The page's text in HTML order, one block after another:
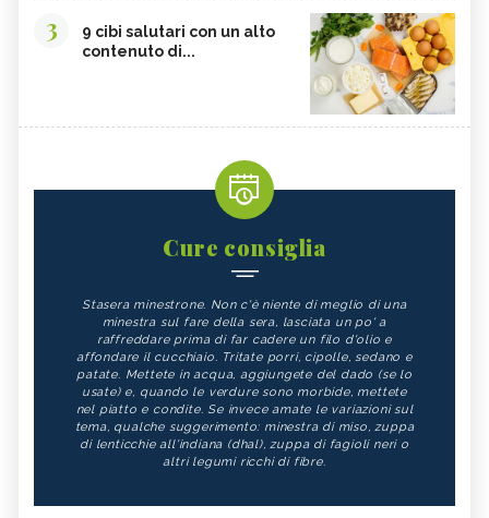
3
9 cibi salutari con un alto
contenuto di...
Cure consiglia
Stasera minestrone. Non c'è niente di meglio di una
minestra sul fare della sera, lasciata un po' a
raffreddare prima di far cadere un filo d'olio e
affondare il cucchiaio. Tritate porri, cipolle, sedano e
patate. Mettete in acqua, aggiungete del dado (se lo
usate) e, quando le verdure sono morbide, mettete
nel piatto e condite. Se invece amate le variazioni sul
tema, qualche suggerimento: minestra di miso, zuppa
di lenticchie all'indiana (dhal), zuppa di fagioli neri o
altri legumi ricchi di fibre.